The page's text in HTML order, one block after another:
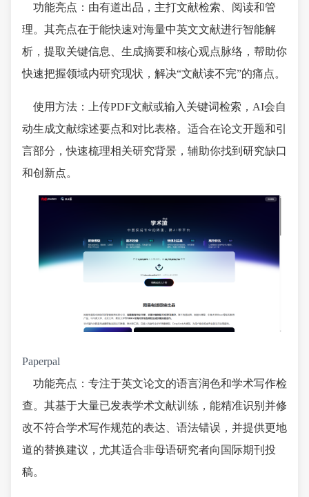
功能亮点：由有道出品，主打文献检索、阅读和管
理。其亮点在于能快速对海量中英文文献进行智能解
析，提取关键信息、生成摘要和核心观点脉络，帮助你
快速把握领域内研究现状，解决“文献读不完”的痛点。
使用方法：上传PDF文献或输入关键词检索，AI会自
动生成文献综述要点和对比表格。适合在论文开题和引
言部分，快速梳理相关研究背景，辅助你找到研究缺口
和创新点。
Paperpal
功能亮点：专注于英文论文的语言润色和学术写作检
查。其基于大量已发表学术文献训练，能精准识别并修
改不符合学术写作规范的表达、语法错误，并提供更地
道的替换建议，尤其适合非母语研究者向国际期刊投
稿。